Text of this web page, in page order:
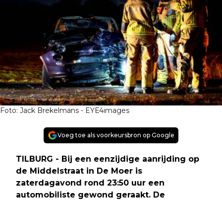
Foto: Jack Brekelmans - EYE4images
Voeg toe als voorkeursbron op Google
TILBURG - Bij een eenzijdige aanrijding op
de Middelstraat in De Moer is
zaterdagavond rond 23:50 uur een
automobiliste gewond geraakt. De